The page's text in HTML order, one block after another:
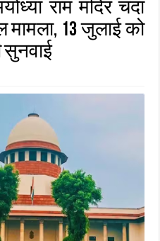
राम मंदिर चंदा
मामला, 13 जुलाई को
सुनवाई